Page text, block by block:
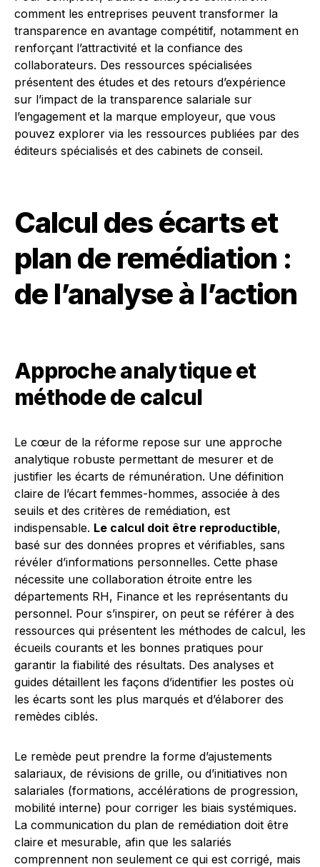
comment les entreprises peuvent transformer la
transparence en avantage compétitif, notamment en
renforçant l’attractivité et la confiance des
collaborateurs. Des ressources spécialisées
présentent des études et des retours d’expérience
sur l’impact de la transparence salariale sur
l’engagement et la marque employeur, que vous
pouvez explorer via les ressources publiées par des
éditeurs spécialisés et des cabinets de conseil.
Calcul des écarts et
plan de remédiation :
de l’analyse à l’action
Approche analytique et
méthode de calcul
Le cœur de la réforme repose sur une approche
analytique robuste permettant de mesurer et de
justifier les écarts de rémunération. Une définition
claire de l’écart femmes-hommes, associée à des
seuils et des critères de remédiation, est
indispensable. Le calcul doit être reproductible,
basé sur des données propres et vérifiables, sans
révéler d’informations personnelles. Cette phase
nécessite une collaboration étroite entre les
départements RH, Finance et les représentants du
personnel. Pour s’inspirer, on peut se référer à des
ressources qui présentent les méthodes de calcul, les
écueils courants et les bonnes pratiques pour
garantir la fiabilité des résultats. Des analyses et
guides détaillent les façons d’identifier les postes où
les écarts sont les plus marqués et d’élaborer des
remèdes ciblés.
Le remède peut prendre la forme d’ajustements
salariaux, de révisions de grille, ou d’initiatives non
salariales (formations, accélérations de progression,
mobilité interne) pour corriger les biais systémiques.
La communication du plan de remédiation doit être
claire et mesurable, afin que les salariés
comprennent non seulement ce qui est corrigé, mais